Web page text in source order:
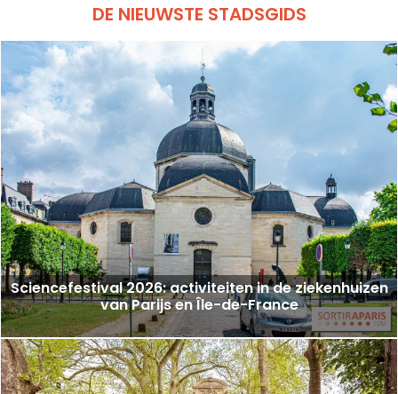
DE NIEUWSTE STADSGIDS
Sciencefestival 2026: activiteiten in de ziekenhuizen
van Parijs en Île-de-France